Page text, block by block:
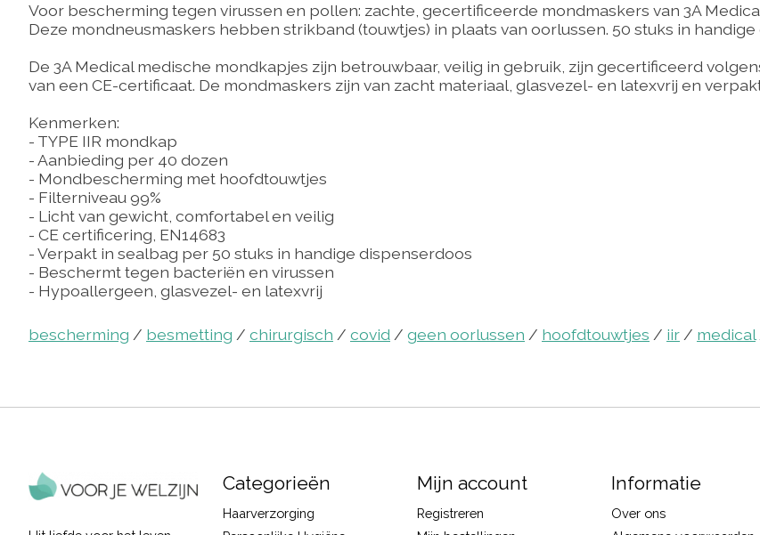
Voor bescherming tegen virussen en pollen: zachte, gecertificeerde mondmaskers van 3A
Deze mondneusmaskers hebben strikband (touwtjes) in plaats van oorlussen. 50 stuks in
De 3A Medical medische mondkapjes zijn betrouwbaar, veilig in gebruik, zijn gecertificeerd
van een CE-certificaat. De mondmaskers zijn van zacht materiaal, glasvezel- en latexvrij en
Kenmerken:
- TYPE IIR mondkap
- Aanbieding per 40 dozen
- Mondbescherming met hoofdtouwtjes
- Filterniveau 99%
- Licht van gewicht, comfortabel en veilig
- CE certificering, EN14683
- Verpakt in sealbag per 50 stuks in handige dispenserdoos
- Beschermt tegen bacteriën en virussen
- Hypoallergeen, glasvezel- en latexvrij
bescherming / besmetting / chirurgisch / covid / geen oorlussen / hoofdtouwtjes / iir / medical
Categorieën
Haarverzorging
Mijn account
Registreren
Informatie
Over ons